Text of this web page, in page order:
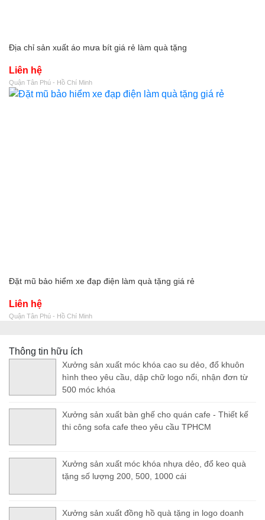
Địa chỉ sản xuất áo mưa bít giá rẻ làm quà tặng
Liên hệ
Quận Tân Phú - Hồ Chí Minh
Đặt mũ bảo hiểm xe đạp điện làm quà tặng giá rẻ
Liên hệ
Quận Tân Phú - Hồ Chí Minh
Thông tin hữu ích
Xưởng sản xuất móc khóa cao su dẻo, đổ khuôn
hình theo yêu cầu, dập chữ logo nổi, nhận đơn từ
500 móc khóa
Xưởng sản xuất bàn ghế cho quán cafe - Thiết kế
thi công sofa cafe theo yêu cầu TPHCM
Xưởng sản xuất móc khóa nhựa dẻo, đổ keo quà
tặng số lượng 200, 500, 1000 cái
Xưởng sản xuất đồng hồ quà tặng in logo doanh